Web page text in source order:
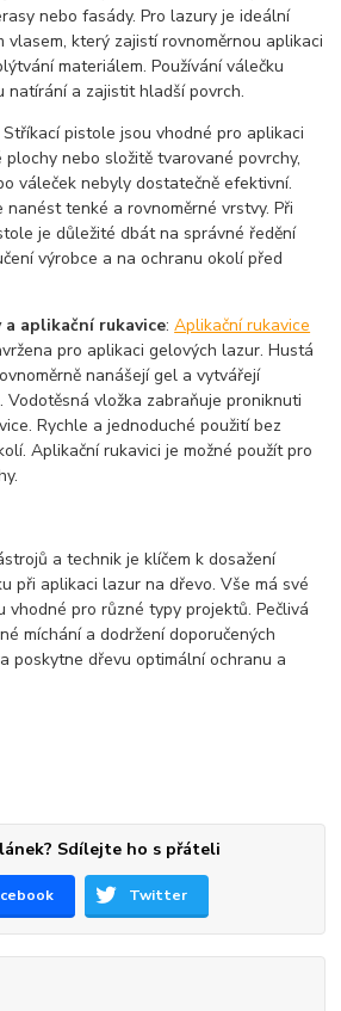
nebo fasády. Pro lazury je ideální
vlasem, který zajistí rovnoměrnou aplikaci
materiálem. Používání válečku
natírání a zajistit hladší povrch.
Stříkací pistole jsou vhodné pro aplikaci
nebo složitě tvarované povrchy,
váleček nebyly dostatečně efektivní.
nanést tenké a rovnoměrné vrstvy. Při
je důležité dbát na správné ředění
výrobce a na ochranu okolí před
a aplikační rukavice:Aplikační rukavice
pro aplikaci gelových lazur. Hustá
nanášejí gel a vytvářejí
Vodotěsná vložka zabraňuje proniknuti
Rychle a jednoduché použití bez
Aplikační rukavici je možné použít pro
a technik je klíčem k dosažení
při aplikaci lazur na dřevo. Vše má své
vhodné pro různé typy projektů. Pečlivá
míchání a dodržení doporučených
poskytne dřevu optimální ochranu a
Sdílejte ho s přáteli
Twitter